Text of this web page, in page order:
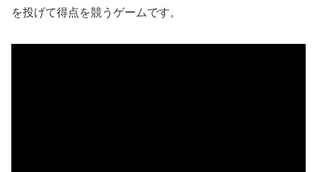
を投げて得点を競うゲームです。